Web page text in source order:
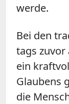
werde.
Bei den
tags zuvor
ein
Glaubens
die